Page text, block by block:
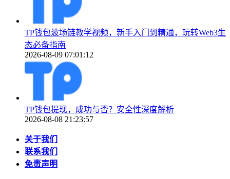
TP钱包波场链教学视频，新手入门到精通，玩转Web3生
态必备指南
2026-08-09 07:01:12
TP钱包提现，成功与否？安全性深度解析
2026-08-08 21:23:57
关于我们
联系我们
免责声明